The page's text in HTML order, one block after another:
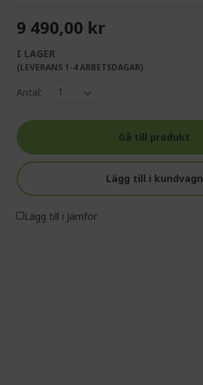
9 490,00 kr
I LAGER
(LEVERANS 1-4 ARBETSDAGAR)
Antal:
Gå till produkt
Lägg till i kundvagn
Lägg till i Jämför